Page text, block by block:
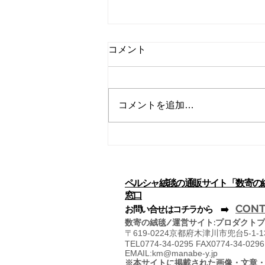
赤い絨毯の謎
絨毯と云えば、赤い絨毯を連想す
かれ、このことが絨毯そのものの
象徴とまで化している観がありま
のがあります。 ● ...
コメント
コメントを追加…
ペルシャ絨毯の通販サイト「数寄の
窓口
​お問い合せはコチラから ➡️
数寄の絨毯/運営サイト:プロダクト
〒 619-0224京都府木津川市兜台5-1-
TEL0774-34-0295 FAX0774-34-0296
EMAIL:km@manabe-y.jp
※本サイトに掲載された画像・文章